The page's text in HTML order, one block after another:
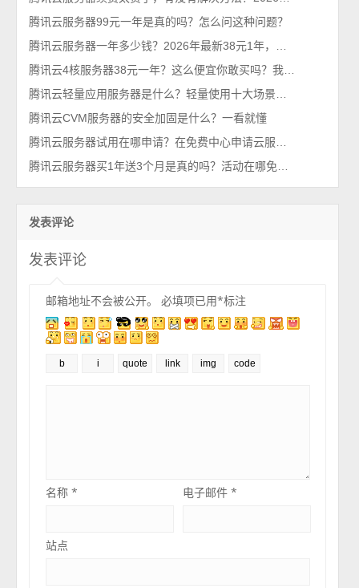
腾讯云服务器99元一年是真的吗？怎么问这种问题？
腾讯云CVM服务器的安全加固是什么？一看就懂
发表评论
发表评论
邮箱地址不会被公开。 必填项已用*标注
名称* 电子邮件*
站点